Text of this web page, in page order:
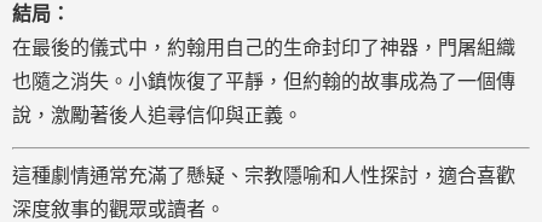
結局：
在最後的儀式中，約翰用自己的生命封印了神器，門屠組織
也隨之消失。小鎮恢復了平靜，但約翰的故事成為了一個傳
說，激勵著後人追尋信仰與正義。
這種劇情通常充滿了懸疑、宗教隱喻和人性探討，適合喜歡
深度敘事的觀眾或讀者。